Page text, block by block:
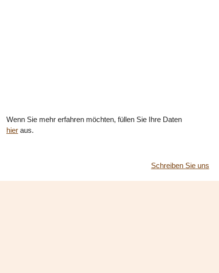
Wenn Sie mehr erfahren möchten, füllen Sie Ihre Daten
hier aus.
Schreiben Sie uns